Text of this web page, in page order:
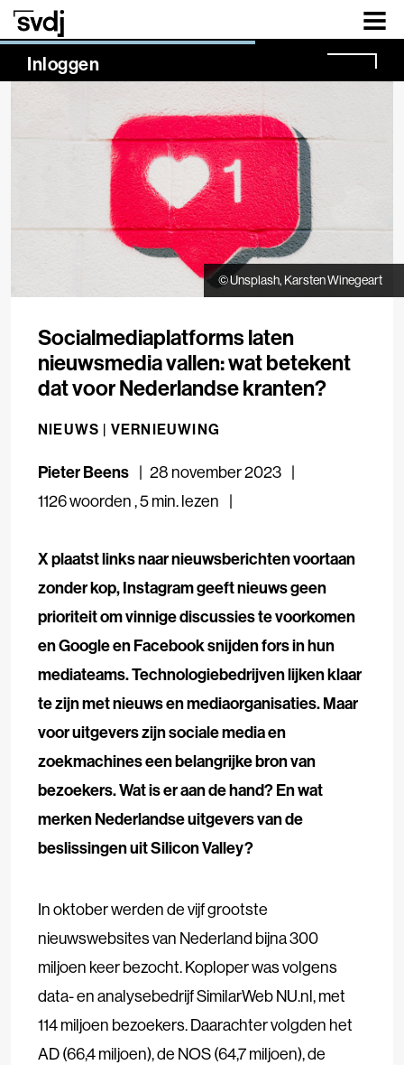
Naar hoofdinhoud
Inloggen
NaN%
© Unsplash, Karsten Winegeart
Socialmediaplatforms laten
nieuwsmedia vallen: wat betekent
dat voor Nederlandse kranten?
NIEUWS | VERNIEUWING
Pieter Beens
28 november 2023
1126 woorden,5 min. lezen
X plaatst links naar nieuwsberichten voortaan
zonder kop, Instagram geeft nieuws geen
prioriteit om vinnige discussies te voorkomen
en Google en Facebook snijden fors in hun
mediateams. Technologiebedrijven lijken klaar
te zijn met nieuws en mediaorganisaties. Maar
voor uitgevers zijn sociale media en
zoekmachines een belangrijke bron van
bezoekers. Wat is er aan de hand? En wat
merken Nederlandse uitgevers van de
beslissingen uit Silicon Valley?
In oktober werden de vijf grootste
nieuwswebsites van Nederland bijna 300
miljoen keer bezocht. Koploper was volgens
data- en analysebedrijf SimilarWeb NU.nl, met
114 miljoen bezoekers. Daarachter volgden het
AD (66,4 miljoen), de NOS (64,7 miljoen), de